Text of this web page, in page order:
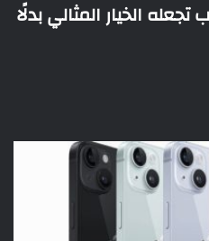
4 أسباب تجعله الخيار المثالي بدلًا